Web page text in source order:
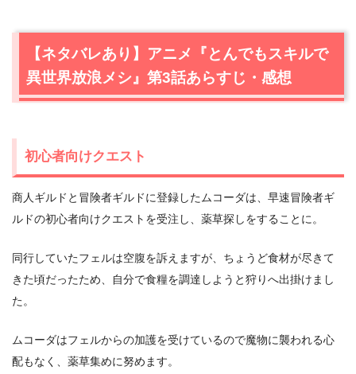
【ネタバレあり】アニメ『とんでもスキルで
異世界放浪メシ』第3話あらすじ・感想
初心者向けクエスト
商人ギルドと冒険者ギルドに登録したムコーダは、早速冒険者ギ
ルドの初心者向けクエストを受注し、薬草探しをすることに。
同行していたフェルは空腹を訴えますが、ちょうど食材が尽きて
きた頃だったため、自分で食糧を調達しようと狩りへ出掛けまし
た。
ムコーダはフェルからの加護を受けているので魔物に襲われる心
配もなく、薬草集めに努めます。